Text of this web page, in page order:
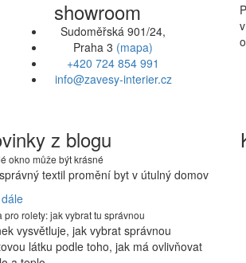
showroom
Sudoměřská 901/24,
Praha 3 (mapa)
+420 724 854 991
info@zavesy-interier.cz
z blogu
okno může být krásné
textil promění byt v útulný domov
pro rolety: jak vybrat tu správnou
vysvětluje, jak vybrat správnou
látku podle toho, jak má ovlivňovat